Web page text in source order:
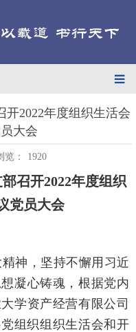
2022年度组织生活会
大会
览： 1920
召开2022年度组织
党员大会
神，坚持不懈用习近
凝心铸魂，根据党内
学资产经营有限公司
组织组织生活会和开